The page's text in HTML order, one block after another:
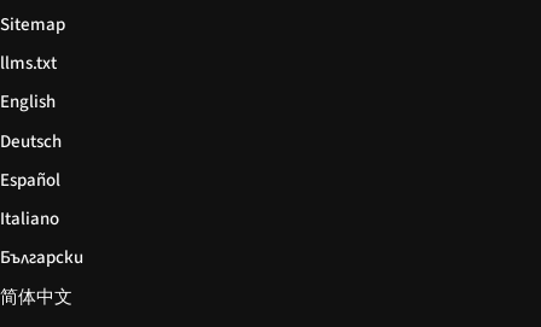
Sitemap
llms.txt
English
Deutsch
Español
Italiano
Български
简体中文